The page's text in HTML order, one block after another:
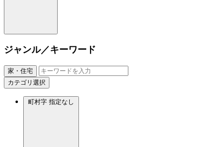
ジャンル／キーワード
家・住宅
カテゴリ選択
町村字 指定なし